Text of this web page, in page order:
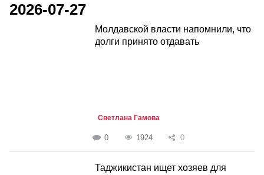
2026-07-27
Молдавской власти напомнили, что
долги принято отдавать
Светлана Гамова
0 1924 0
Таджикистан ищет хозяев для